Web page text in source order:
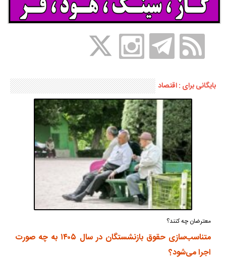
بایگانی برای : اقتصاد
معترضان چه کنند؟
متناسب‌سازی حقوق بازنشستگان در سال ۱۴۰۵ به چه صورت
اجرا می‌شود؟